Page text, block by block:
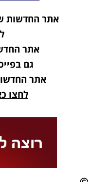
אתר החדשות
אתר
גם
אתר החדשות
לחצו